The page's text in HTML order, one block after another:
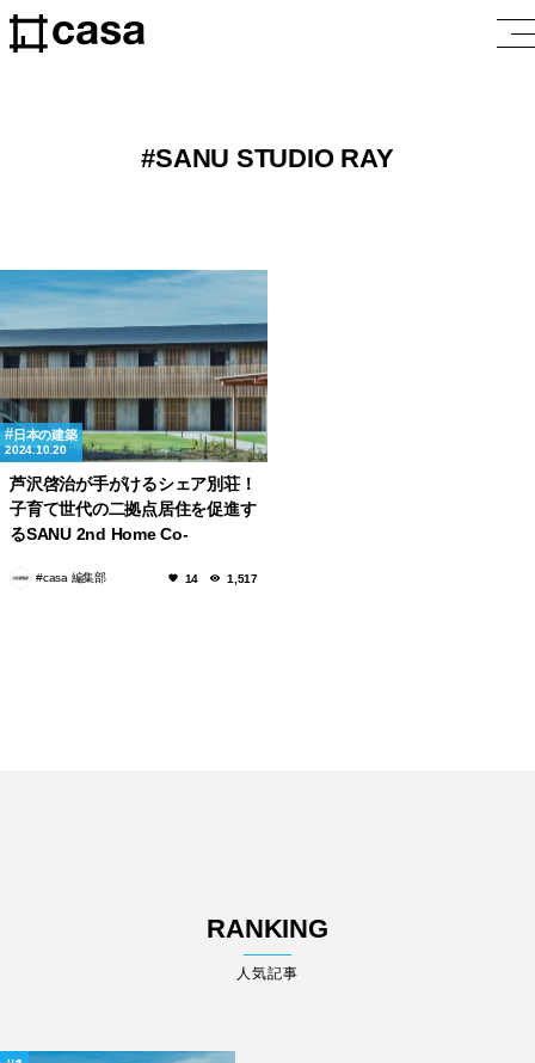
SANU STUDIO RAY
日本の建築
2024.10.20
芦沢啓治が手がけるシェア別荘！
子育て世代の二拠点居住を促進す
るSANU 2nd Home Co-
#casa 編集部 14 1,517
RANKING
人気記事